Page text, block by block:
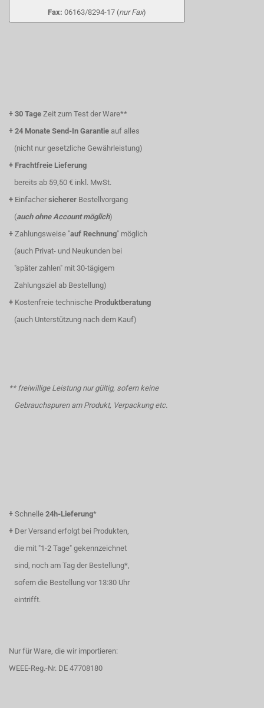
Fax: 06163/8294-17 (nur Fax)
+ 30 Tage Zeit zum Test der Ware**
+ 24 Monate Send-In Garantie auf alles
(nicht nur gesetzliche Gewährleistung)
+ Frachtfreie Lieferung
bereits ab 59,50 € inkl. MwSt.
+ Einfacher sicherer Bestellvorgang
(auch ohne Account möglich)
+ Zahlungsweise "auf Rechnung" möglich
(auch Privat- und Neukunden bei
"später zahlen" mit 30-tägigem
Zahlungsziel ab Bestellung)
+ Kostenfreie technische Produktberatung
(auch Unterstützung nach dem Kauf)
** freiwillige Leistung nur gültig, sofern keine
Gebrauchspuren am Produkt, Verpackung etc.
+ Schnelle 24h-Lieferung*
+ Der Versand erfolgt bei Produkten,
die mit "1-2 Tage" gekennzeichnet
sind, noch am Tag der Bestellung*,
sofern die Bestellung vor 13:30 Uhr
eintrifft.
Nur für Ware, die wir importieren:
WEEE-Reg.-Nr. DE 47708180